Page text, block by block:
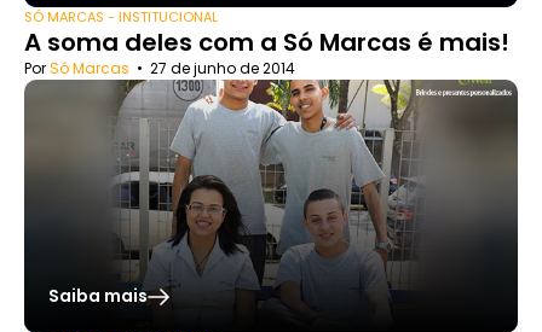
SÓ MARCAS - INSTITUCIONAL
A soma deles com a Só Marcas é mais!
PorSó Marcas • 27 de junho de 2014
Saiba mais